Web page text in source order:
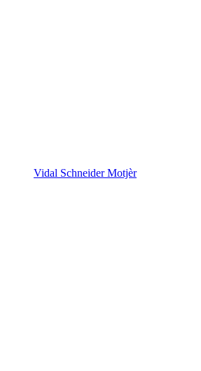
Vidal Schneider Motjèr